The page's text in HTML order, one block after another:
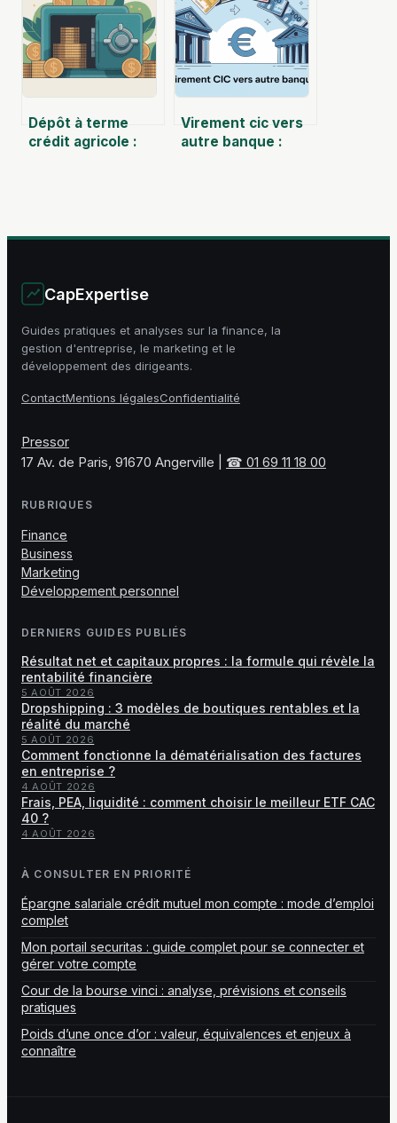
Dépôt à terme
crédit agricole :
Virement cic vers
autre banque :
CapExpertise
Guides pratiques et analyses sur la finance, la
gestion d'entreprise, le marketing et le
développement des dirigeants.
ContactMentions légalesConfidentialité
Pressor
17 Av. de Paris, 91670 Angerville
☎ 01 69 11 18 00
RUBRIQUES
Finance
Business
Marketing
Développement personnel
DERNIERS GUIDES PUBLIÉS
Résultat net et capitaux propres : la formule qui révèle la
rentabilité financière
5 AOÛT 2026
Dropshipping : 3 modèles de boutiques rentables et la
réalité du marché
5 AOÛT 2026
Comment fonctionne la dématérialisation des factures
en entreprise ?
4 AOÛT 2026
Frais, PEA, liquidité : comment choisir le meilleur ETF CAC
40 ?
4 AOÛT 2026
À CONSULTER EN PRIORITÉ
Épargne salariale crédit mutuel mon compte : mode d’emploi
complet
Mon portail securitas : guide complet pour se connecter et
gérer votre compte
Cour de la bourse vinci : analyse, prévisions et conseils
pratiques
Poids d’une once d’or : valeur, équivalences et enjeux à
connaître